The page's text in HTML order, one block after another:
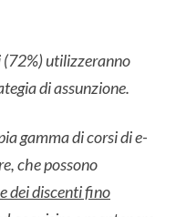
utilizzeranno
di assunzione.
gamma di corsi di e-
che possono
dei discenti fino